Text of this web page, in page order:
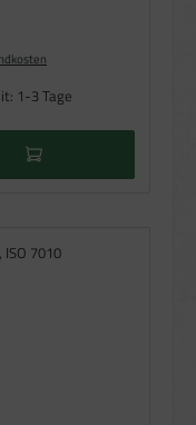
1-3 Tage
die Schaltflächen um die Anzahl zu